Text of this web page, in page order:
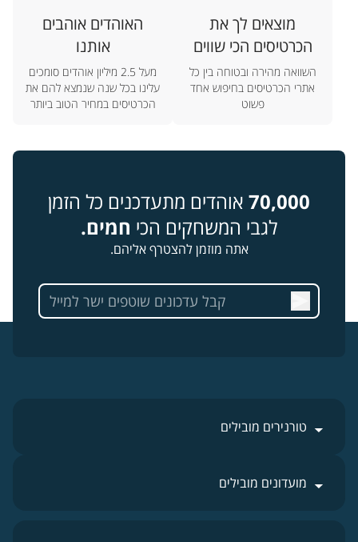
מוצאים לך את
הכרטיסים הכי שווים
השוואה מהירה ובטוחה בין כל
אתרי הכרטיסים בחיפוש אחד
פשוט
האוהדים אוהבים
אותנו
מעל 2.5 מיליון אוהדים סומכים
עלינו בכל שנה שנמצא להם את
הכרטיסים במחיר הטוב ביותר
70,000 אוהדים מתעדכנים כל הזמן
לגבי המשחקים הכי חמים.
אתה מוזמן להצטרף אליהם.
טורנירים מובילים
מועדונים מובילים